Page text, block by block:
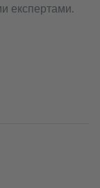
експертами.